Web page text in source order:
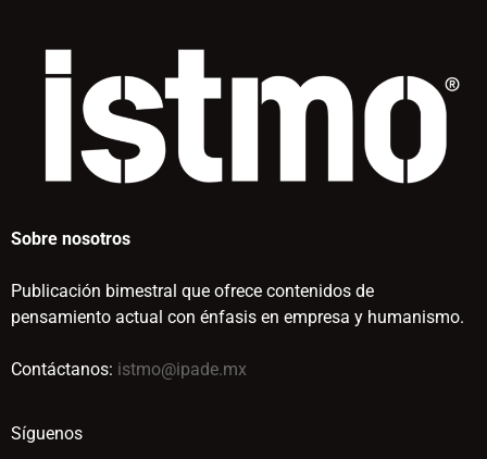
Sobre nosotros
Publicación bimestral que ofrece contenidos de
pensamiento actual con énfasis en empresa y humanismo.
Contáctanos: istmo@ipade.mx
Síguenos